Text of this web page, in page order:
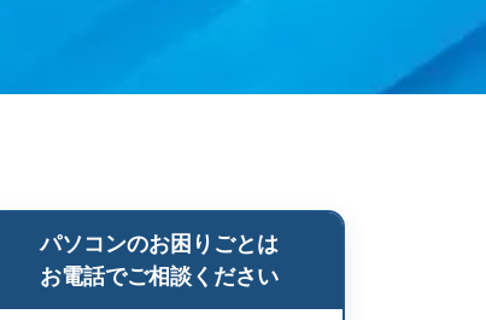
パソコンのお困りごとは
お電話でご相談ください